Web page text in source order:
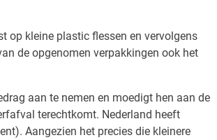
op kleine plastic flessen en vervolgens
de opgenomen verpakkingen ook het
aan te nemen en moedigt hen aan de
terechtkomt. Nederland heeft
Aangezien het precies die kleinere